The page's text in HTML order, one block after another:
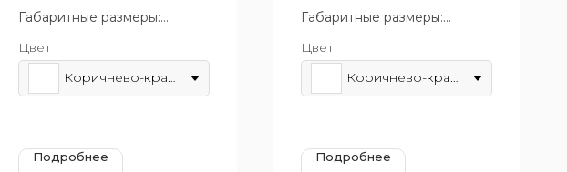
Габаритные размеры:
Возрастная группа: от 14 лет
Цвет
Коричнево-красный
Подробнее
Габаритные размеры:
Возрастная группа: от 14 лет
Цвет
Коричнево-красный
Подробнее